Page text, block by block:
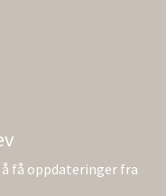
få oppdateringer fra